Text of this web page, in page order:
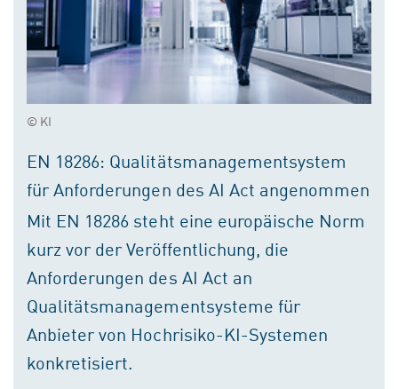
© KI
EN 18286: Qualitätsmanagementsystem
für Anforderungen des AI Act angenommen
Mit EN 18286 steht eine europäische Norm
kurz vor der Veröffentlichung, die
Anforderungen des AI Act an
Qualitätsmanagementsysteme für
Anbieter von Hochrisiko-KI-Systemen
konkretisiert.